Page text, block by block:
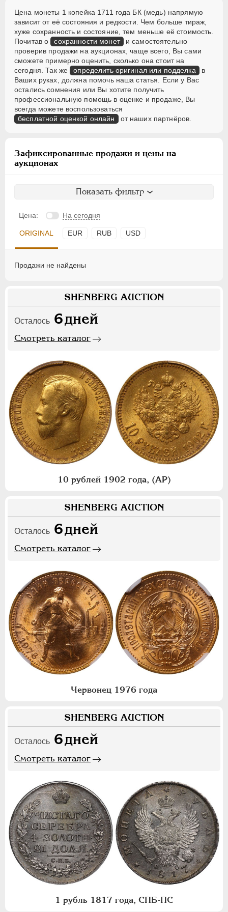
Цена монеты 1 копейка 1711 года БК (медь) напрямую
зависит от её состояния и редкости. Чем больше тираж,
хуже сохранность и состояние, тем меньше её стоимость.
Почитав о сохранности монет и самостоятельно
проверив продажи на аукционах, чаще всего, Вы сами
сможете примерно оценить, сколько она стоит на
сегодня. Так же определить оригинал или подделка в
Ваших руках, должна помочь наша статья. Если у Вас
остались сомнения или Вы хотите получить
профессиональную помощь в оценке и продаже, Вы
всегда можете воспользоваться
бесплатной оценкой онлайн от наших партнёров.
Зафиксированные продажи и цены на
аукционах
Показать фильтр
Цена: На сегодня
ORIGINAL EUR RUB USD
Продажи не найдены
SHENBERG AUCTION
Осталось 6дней
Смотреть каталог
10 рублей 1902 года, (АР)
SHENBERG AUCTION
Осталось 6дней
Смотреть каталог
Червонец 1976 года
SHENBERG AUCTION
Осталось 6дней
Смотреть каталог
1 рубль 1817 года, СПБ-ПС